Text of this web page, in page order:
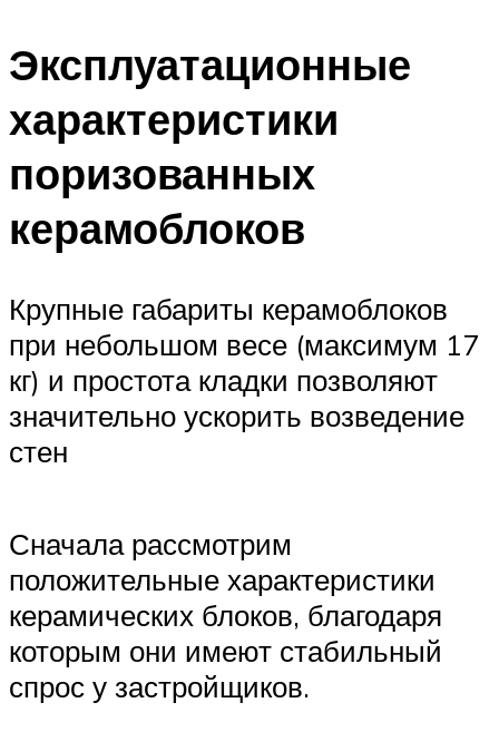
Эксплуатационные
характеристики
поризованных
керамоблоков
Крупные габариты керамоблоков
при небольшом весе (максимум 17
кг) и простота кладки позволяют
значительно ускорить возведение
стен
Сначала рассмотрим
положительные характеристики
керамических блоков, благодаря
которым они имеют стабильный
спрос у застройщиков.